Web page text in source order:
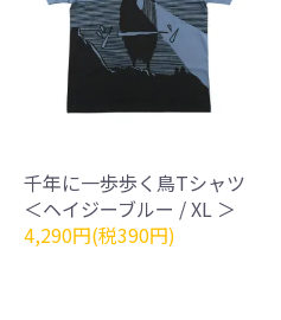
千年に一歩歩く鳥Tシャツ
＜ヘイジーブルー / XL ＞
4,290円(税390円)